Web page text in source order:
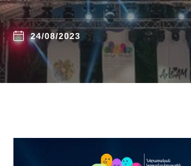
24/08/2023